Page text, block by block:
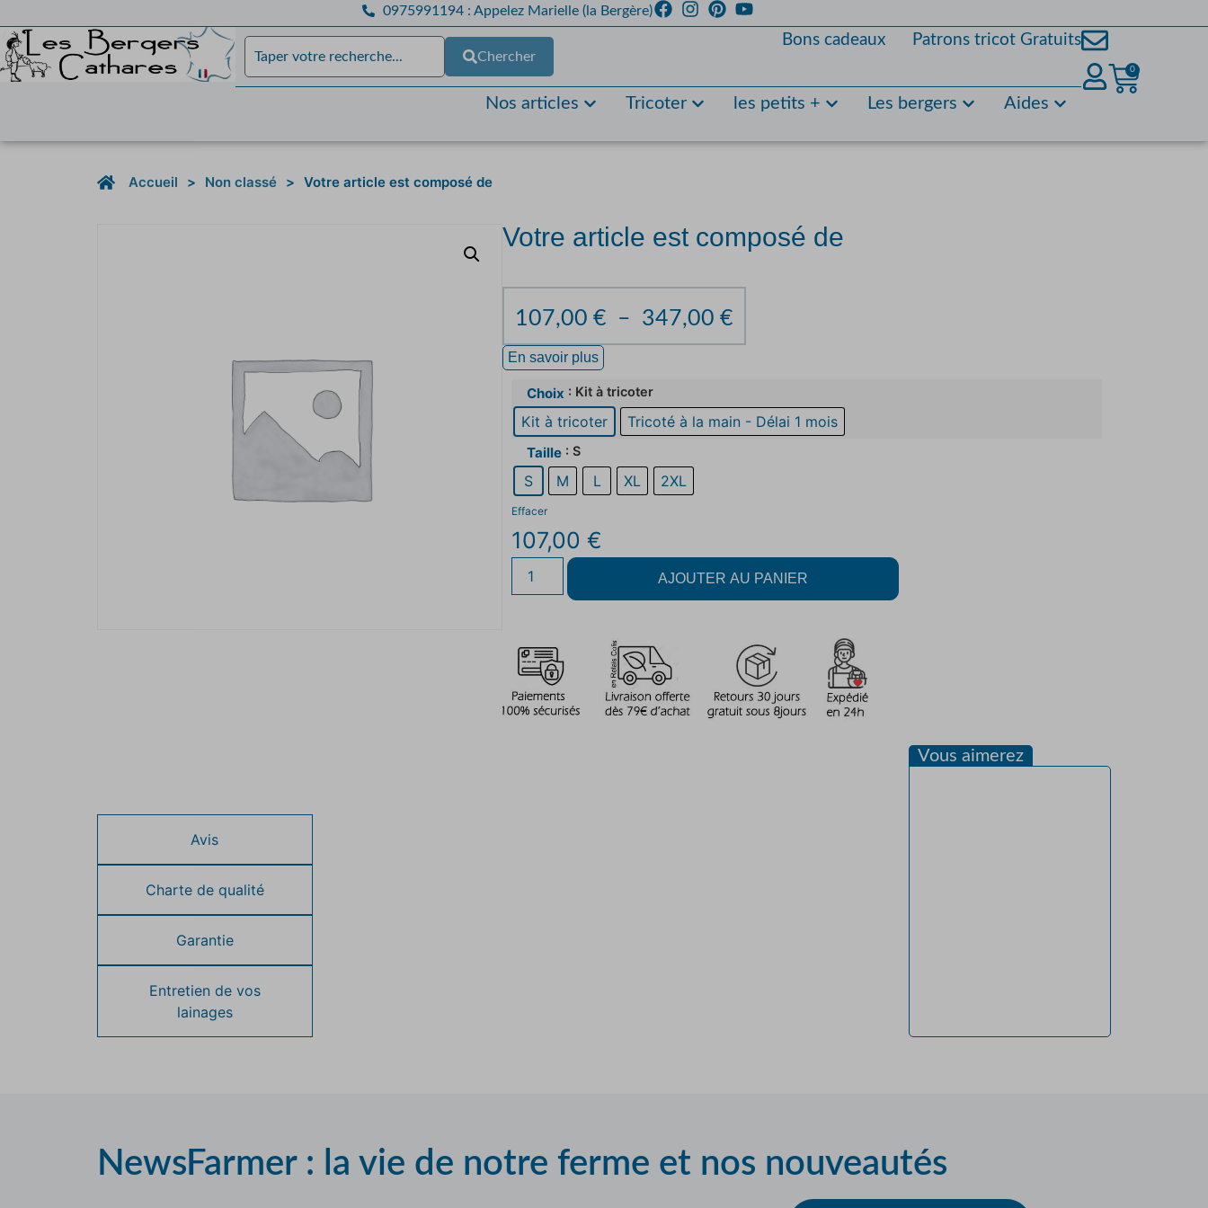
0975991194 : Appelez Marielle (la Bergère)
Chercher
Bons cadeaux Patrons tricot Gratuits
Nos articles Tricoter les petits + Les bergers Aides
0
Accueil > Non classé > Votre article est composé de
Votre article est composé de
107,00€ – 347,00€
En savoir plus
Choix : Kit à tricoter
Kit à tricoter Tricoté à la main - Délai 1 mois
Taille : S
S M L XL 2XL
Effacer
107,00€
AJOUTER AU PANIER
Avis
Charte de qualité
Garantie
Entretien de vos
lainages
Vous aimerez
NewsFarmer : la vie de notre ferme et nos nouveautés